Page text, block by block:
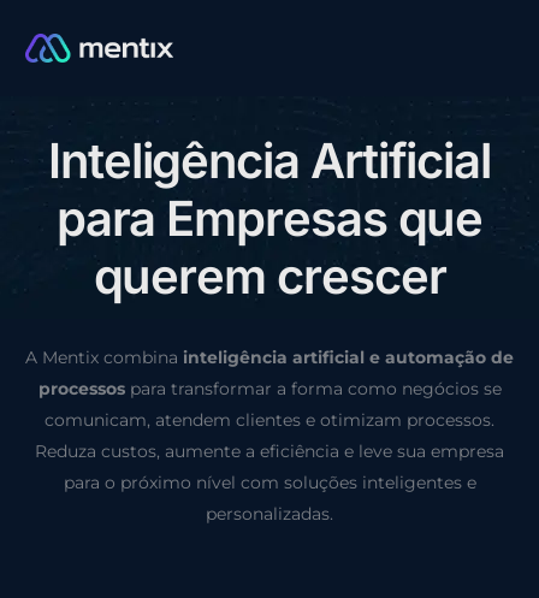
Inteligência Artificial
para Empresas que
querem crescer
A Mentix combina inteligência artificial e automação de
processospara transformar a forma como negócios se
comunicam, atendem clientes e otimizam processos.
Reduza custos, aumente a eficiência e leve sua empresa
para o próximo nível com soluções inteligentes e
personalizadas.
CONSULTORIA GRÁTIS